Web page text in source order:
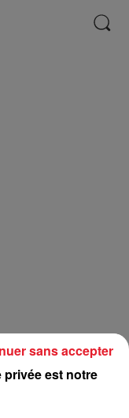
privée est notre
sans accepter